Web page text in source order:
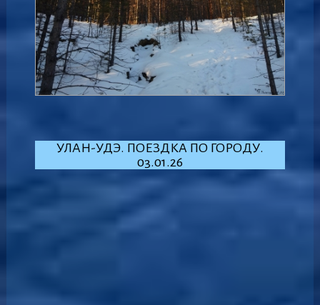
УЛАН-УДЭ. ПОЕЗДКА ПО ГОРОДУ.
03.01.26